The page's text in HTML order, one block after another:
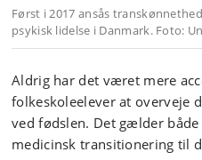
Først i 2017 ansås
psykisk lidelse i Danmark. Foto:
Aldrig har det været mere
folkeskoleelever at overveje
ved fødslen. Det gælder
medicinsk transitionering til